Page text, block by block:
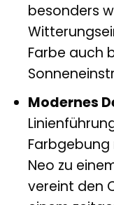
besonders
Farbe auch
Modernes
Farbgebung
Neo zu
vereint den